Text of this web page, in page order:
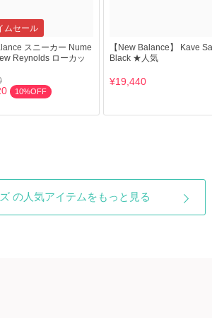
ムセール
スニーカー Nume
Reynolds ローカッ
10%OFF
【New Balance】 Kave
Black ★人気
¥19,440
の人気アイテムをもっと見る